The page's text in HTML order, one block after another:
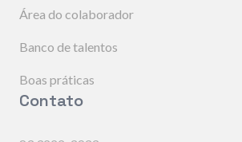
Área do colaborador
Banco de talentos
Boas práticas
Contato